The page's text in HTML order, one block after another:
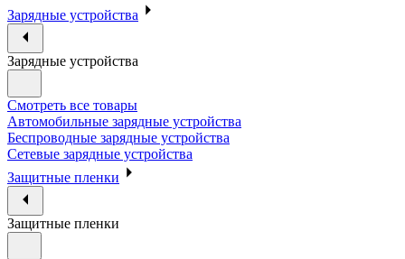
Зарядные устройства
Зарядные устройства
Смотреть все товары
Автомобильные зарядные устройства
Беспроводные зарядные устройства
Сетевые зарядные устройства
Защитные пленки
Защитные пленки